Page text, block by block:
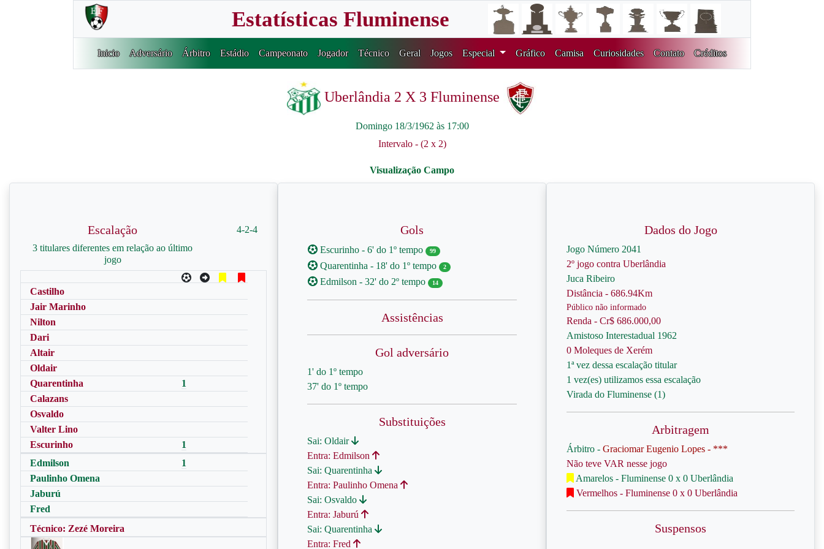
Estatísticas Fluminense
Inicio Adversário Árbitro Estádio Campeonato Jogador Técnico Geral Jogos Especial Gráfico Camisa Curiosidades Contato Créditos
Uberlândia 2 X 3 Fluminense
Domingo 18/3/1962 às 17:00
Intervalo - (2 x 2)
Escalação
3 titulares diferentes em relação ao último
jogo
4-2-4
Castilho
Jair Marinho
Nilton
Dari
Altair
Oldair
Quarentinha
1
Calazans
Osvaldo
Valter Lino
Escurinho
1
Edmilson
1
Paulinho Omena
Jaburú
Fred
Técnico: Zezé Moreira
Gols
Escurinho - 6' do 1º tempo 99
Quarentinha - 18' do 1º tempo 2
Edmilson - 32' do 2º tempo 14
Assistências
Gol adversário
1' do 1º tempo
37' do 1º tempo
Substituições
Sai: Oldair
Entra: Edmilson
Sai: Quarentinha
Entra: Paulinho Omena
Sai: Osvaldo
Entra: Jaburú
Sai: Quarentinha
Entra: Fred
Dados do Jogo
Jogo Número 2041
2º jogo contra Uberlândia
Juca Ribeiro
Distância - 686.94Km
Público não informado
Renda - Cr$ 686.000,00
Amistoso Interestadual 1962
0 Moleques de Xerém
1ª vez dessa escalação titular
1 vez(es) utilizamos essa escalação
Virada do Fluminense (1)
Arbitragem
Árbitro - Graciomar Eugenio Lopes - ***
Não teve VAR nesse jogo
Amarelos - Fluminense 0 x 0 Uberlândia
Vermelhos - Fluminense 0 x 0 Uberlândia
Suspensos